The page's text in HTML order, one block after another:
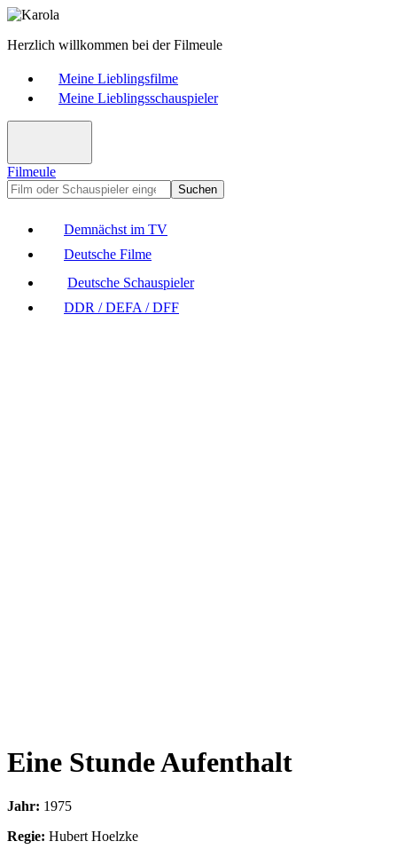
Herzlich willkommen bei der Filmeule
Meine Lieblingsfilme
Meine Lieblingsschauspieler
Filmeule
Suchen
Demnächst im TV
Deutsche Filme
Deutsche Schauspieler
DDR / DEFA / DFF
Eine Stunde Aufenthalt
Jahr: 1975
Regie: Hubert Hoelzke